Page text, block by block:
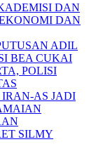
DAN
DAN
ADIL
BEA CUKAI
POLISI
AS JADI
SILMY